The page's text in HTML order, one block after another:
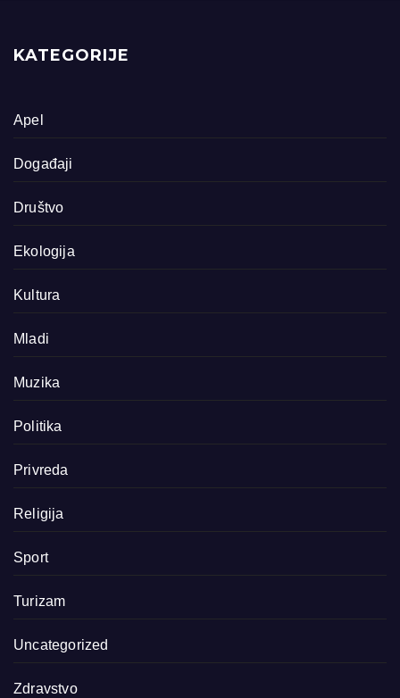
KATEGORIJE
Apel
Događaji
Društvo
Ekologija
Kultura
Mladi
Muzika
Politika
Privreda
Religija
Sport
Turizam
Uncategorized
Zdravstvo